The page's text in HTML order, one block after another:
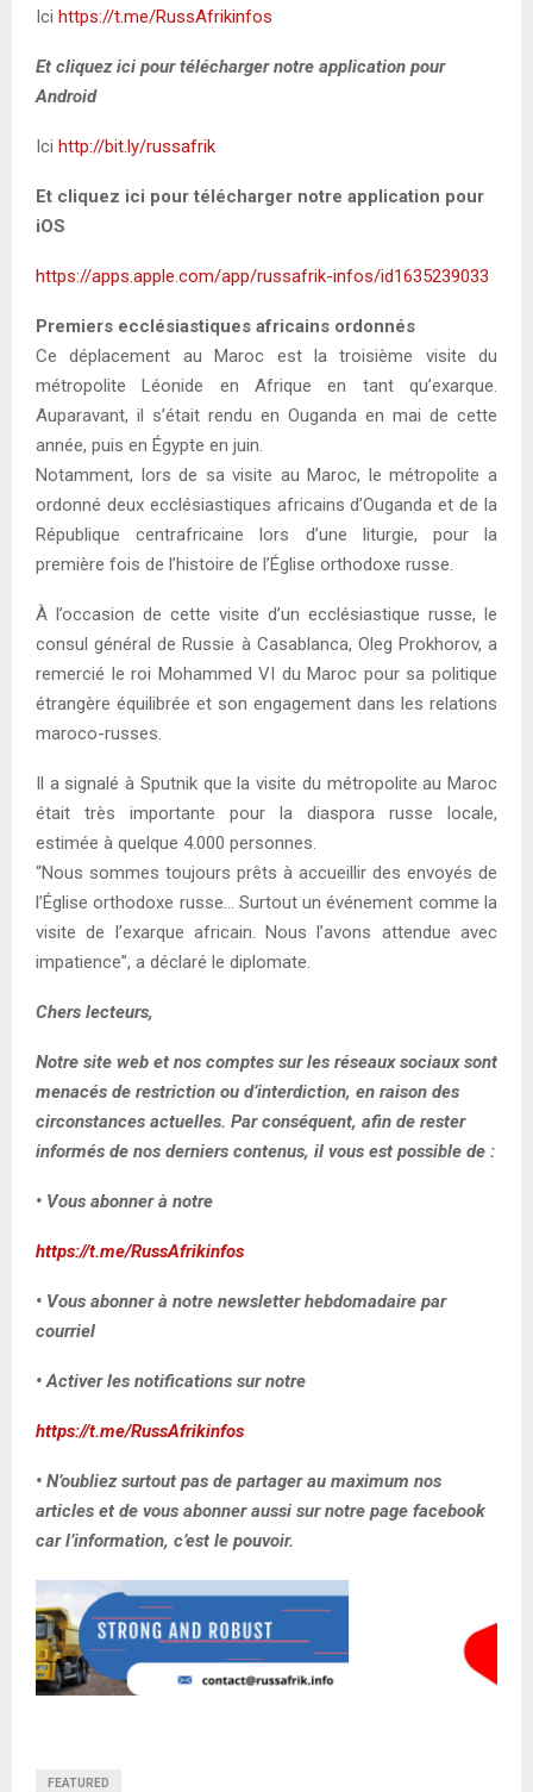
Ici https://t.me/RussAfrikinfos
Et cliquez ici pour télécharger notre application pour
Android
Ici http://bit.ly/russafrik
Et cliquez ici pour télécharger notre application pour
iOS
https://apps.apple.com/app/russafrik-infos/id1635239033
Premiers ecclésiastiques africains ordonnés
Ce déplacement au Maroc est la troisième visite du
métropolite Léonide en Afrique en tant qu’exarque.
Auparavant, il s’était rendu en Ouganda en mai de cette
année, puis en Égypte en juin.
Notamment, lors de sa visite au Maroc, le métropolite a
ordonné deux ecclésiastiques africains d’Ouganda et de la
République centrafricaine lors d’une liturgie, pour la
première fois de l’histoire de l’Église orthodoxe russe.
À l’occasion de cette visite d’un ecclésiastique russe, le
consul général de Russie à Casablanca, Oleg Prokhorov, a
remercié le roi Mohammed VI du Maroc pour sa politique
étrangère équilibrée et son engagement dans les relations
maroco-russes.
Il a signalé à Sputnik que la visite du métropolite au Maroc
était très importante pour la diaspora russe locale,
estimée à quelque 4.000 personnes.
“Nous sommes toujours prêts à accueillir des envoyés de
l’Église orthodoxe russe… Surtout un événement comme la
visite de l’exarque africain. Nous l’avons attendue avec
impatience”, a déclaré le diplomate.
Chers lecteurs,
Notre site web et nos comptes sur les réseaux sociaux sont
menacés de restriction ou d’interdiction, en raison des
circonstances actuelles. Par conséquent, afin de rester
informés de nos derniers contenus, il vous est possible de :
• Vous abonner à notre
https://t.me/RussAfrikinfos
• Vous abonner à notre newsletter hebdomadaire par
courriel
• Activer les notifications sur notre
https://t.me/RussAfrikinfos
• N’oubliez surtout pas de partager au maximum nos
articles et de vous abonner aussi sur notre page facebook
car l’information, c’est le pouvoir.
FEATURED